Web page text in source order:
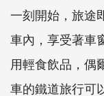
一刻開始，旅途
車內，享受著車
用輕食飲品，偶
車的鐵道旅行可